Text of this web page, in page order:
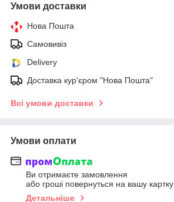
Умови доставки
Нова Пошта
Самовивіз
Delivery
Доставка кур'єром "Нова Пошта"
Всі умови доставки
Умови оплати
Ви отримаєте замовлення
або гроші повернуться на вашу картку
Детальніше